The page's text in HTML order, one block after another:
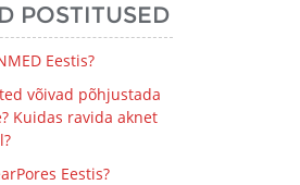
POSTITUSED
Eestis?
võivad põhjustada
Kuidas ravida aknet
Eestis?